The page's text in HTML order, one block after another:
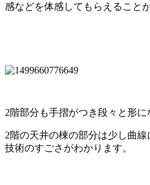
感などを体感してもらえること
2階部分も手摺がつき段々と形に
2階の天井の棟の部分は少し曲
技術のすごさがわかります。